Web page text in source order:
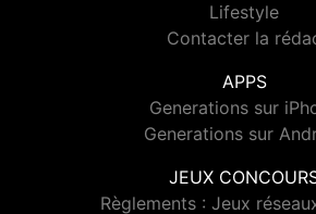
Lifestyle
Contacter la
APPS
Generations sur
Generations sur
JEUX
Règlements : Jeux